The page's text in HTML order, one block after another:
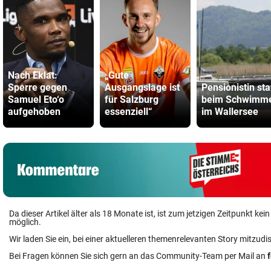
Nach Eklat:
Sperre gegen
Samuel Eto‘o
aufgehoben
„Gute
Ausgangslage ist
für Salzburg
essenziell“
Pensionistin
beim
im Wallersee
Da dieser Artikel älter als 18 Monate ist, ist zum jetzigen Zeitpunkt
möglich.
Wir laden Sie ein, bei einer aktuelleren themenrelevanten Story
Bei Fragen können Sie sich gern an das Community-Team per Mail an